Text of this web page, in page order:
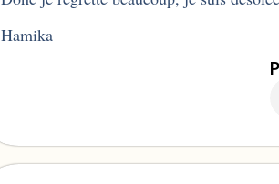
Hamika